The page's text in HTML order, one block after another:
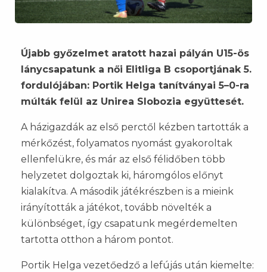
Újabb győzelmet aratott hazai pályán U15-ös
lánycsapatunk a női Elitliga B csoportjának 5.
fordulójában: Portik Helga tanítványai 5–0-ra
múlták felül az Unirea Slobozia együttesét.
A házigazdák az első perctől kézben tartották a
mérkőzést, folyamatos nyomást gyakoroltak
ellenfelükre, és már az első félidőben több
helyzetet dolgoztak ki, háromgólos előnyt
kialakítva. A második játékrészben is a mieink
irányították a játékot, tovább növelték a
különbséget, így csapatunk megérdemelten
tartotta otthon a három pontot.
Portik Helga vezetőedző a lefújás után kiemelte: